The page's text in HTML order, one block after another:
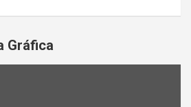
Gráfica